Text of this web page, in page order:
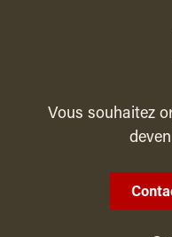
Vous souhaitez